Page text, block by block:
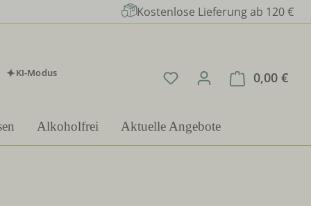
Kostenlose Lieferung ab 120 €
KI-Modus Du hast 0 Produkte auf
0,00 €
Alkoholfrei Aktuelle Angebote